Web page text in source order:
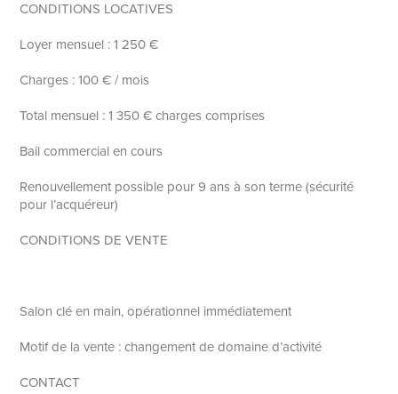
CONDITIONS LOCATIVES
Loyer mensuel : 1 250 €
Charges : 100 € / mois
Total mensuel : 1 350 € charges comprises
Bail commercial en cours
Renouvellement possible pour 9 ans à son terme (sécurité
pour l’acquéreur)
CONDITIONS DE VENTE
Salon clé en main, opérationnel immédiatement
Motif de la vente : changement de domaine d’activité
CONTACT